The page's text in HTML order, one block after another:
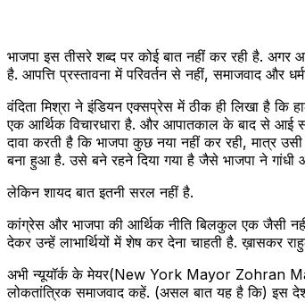
भाजपा इस तीसरे शब्द पर कोई बात नहीं कर रही है. अगर
है. आपत्ति प्रस्तावना में परिवर्तन से नहीं, समाजवाद और
वंदिता मिश्रा ने इंडियन एक्सप्रेस में ठीक ही लिखा है कि
एक आर्थिक विचारधारा है. और आपातकाल के बाद से आई
दावा करती है कि भाजपा कुछ नया नहीं कर रही, मात्र
बना हुआ है. उसे बने रहने दिया गया है जैसे भाजपा ने गांधी
लेकिन शायद बात इतनी सरल नहीं है.
कांग्रेस और भाजपा की आर्थिक नीति बिलकुल एक जैसी
देकर उन्हें लाभार्थियों में शेष कर देना चाहती है. ख़ासकर
अभी न्यूयॉर्क के मेयर(New York Mayor Zohran
लोकतांत्रिक समाजवाद कहें. (असल बात यह है कि) इस देश